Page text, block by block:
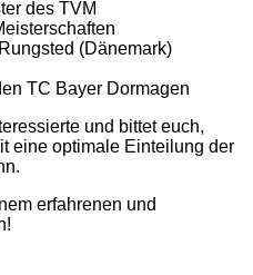
des TVM
(Dänemark)
TC Bayer Dormagen
und bittet euch,
eine optimale Einteilung der
erfahrenen und